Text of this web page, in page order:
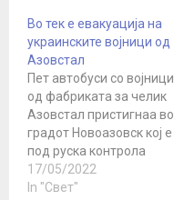
денеска до 13 часот по
локално време, па
нивните животи ќе
бидат поштедени,
изјави шефот на рускиот
национален центар за
управување со
одбраната, Михаил
Мизинцев. „Со оглед на
катастрофалната…
Во тек е евакуација на
украинските војници од
Азовстал
Пет автобуси со војници
од фабриката за челик
Азовстал пристигнаа во
градот Новоазовск кој е
под руска контрола
доцна во понеделникот.
264 украински борци се
17/05/2022
In "Свет"